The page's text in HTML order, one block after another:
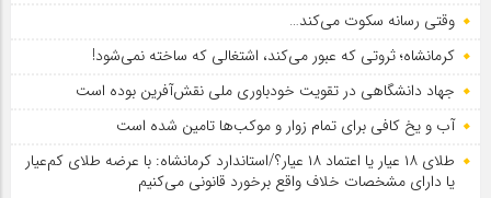
وقتی رسانه سکوت می‌کند…
کرمانشاه؛ ثروتی که عبور می‌کند، اشتغالی که ساخته نمی‌شود!
جهاد دانشگاهی در تقویت خودباوری ملی نقش‌آفرین بوده است
آب و یخ کافی برای تمام زوار و موکب‌ها تامین شده است
طلای ۱۸ عیار یا اعتماد ۱۸ عیار؟/استاندارد کرمانشاه: با عرضه طلای کم‌عیار
یا دارای مشخصات خلاف واقع برخورد قانونی می‌کنیم